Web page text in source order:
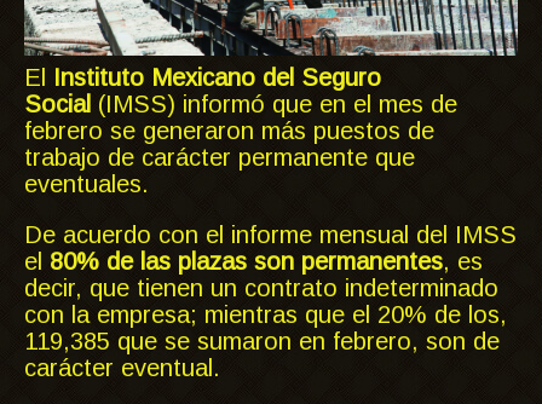
El Instituto Mexicano del Seguro
Social (IMSS) informó que en el mes de
febrero se generaron más puestos de
trabajo de carácter permanente que
eventuales.
De acuerdo con el informe mensual del IMSS
el 80% de las plazas son permanentes, es
decir, que tienen un contrato indeterminado
con la empresa; mientras que el 20% de los,
119,385 que se sumaron en febrero, son de
carácter eventual.